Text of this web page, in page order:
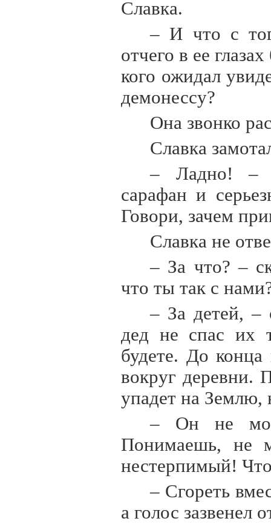
Славка.
– И что с
отчего в ее
кого ожидал
демонессу?
Она звонко
Славка
– Ладно! –
сарафан и
Говори, зачем
Славка не
– За что? –
что ты так с
– За детей, –
дед не спас их
будете. До
вокруг деревни.
упадет на Землю,
– Он не
Понимаешь, не
нестерпимый!
– Сгореть
а голос зазвенел